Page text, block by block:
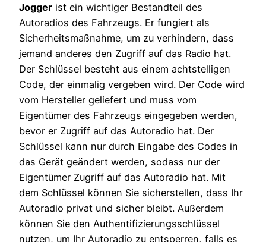
Jogger ist ein wichtiger Bestandteil des
Autoradios des Fahrzeugs. Er fungiert als
Sicherheitsmaßnahme, um zu verhindern, dass
jemand anderes den Zugriff auf das Radio hat.
Der Schlüssel besteht aus einem achtstelligen
Code, der einmalig vergeben wird. Der Code wird
vom Hersteller geliefert und muss vom
Eigentümer des Fahrzeugs eingegeben werden,
bevor er Zugriff auf das Autoradio hat. Der
Schlüssel kann nur durch Eingabe des Codes in
das Gerät geändert werden, sodass nur der
Eigentümer Zugriff auf das Autoradio hat. Mit
dem Schlüssel können Sie sicherstellen, dass Ihr
Autoradio privat und sicher bleibt. Außerdem
können Sie den Authentifizierungsschlüssel
nutzen, um Ihr Autoradio zu entsperren, falls es